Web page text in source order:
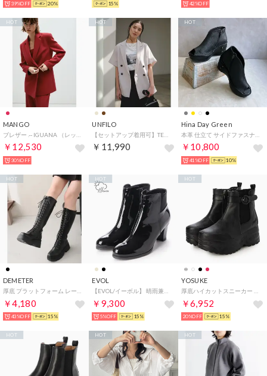
39%OFF 20% 15% 42%OFF
MANGO
￥12,530
HOT
30%OFF
UNFILO
￥11,990
HOT
Hina Day Green
￥10,800
HOT
41%OFF 10%
DEMETER
￥4,180
HOT
43%OFF 15%
EVOL
￥9,300
HOT
5%OFF 15%
YOSUKE
￥6,952
HOT
20%OFF 15%
HOT HOT HOT